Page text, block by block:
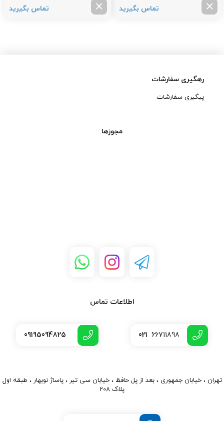
تماس بگیرید تماس بگیرید
رهگیری سفارشات
پیگیری سفارشات
مجوزها
اطلاعات تماس
021 66711898
09195094825
تهران ، خیابان جمهوری ، بعد از پل حافظ ، خیابان سی تیر ، پاساژ نوبهار ، طبقه اول
پلاک 208